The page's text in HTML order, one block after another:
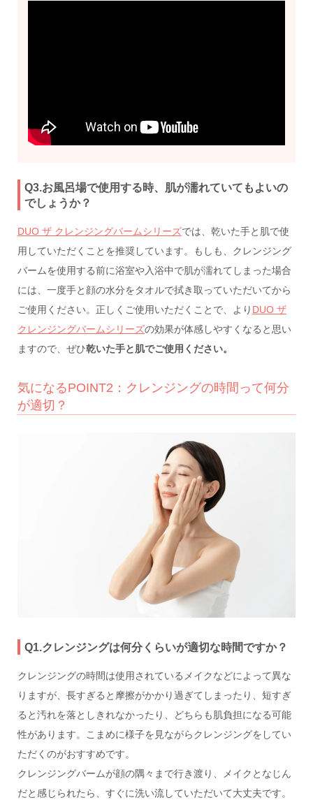
Q3.お風呂場で使用する時、肌が濡れていてもよいの
でしょうか？
DUO ザ クレンジングバームシリーズでは、乾いた手と肌で使
用していただくことを推奨しています。もしも、クレンジング
バームを使用する前に浴室や入浴中で肌が濡れてしまった場合
には、一度手と顔の水分をタオルで拭き取っていただいてから
ご使用ください。正しくご使用いただくことで、より DUO ザ
クレンジングバームシリーズの効果が体感しやすくなると思い
ますので、ぜひ乾いた手と肌でご使用ください。
気になるPOINT2：クレンジングの時間って何分
が適切？
Q1.クレンジングは何分くらいが適切な時間ですか？
クレンジングの時間は使用されているメイクなどによって異な
りますが、長すぎると摩擦がかかり過ぎてしまったり、短すぎ
ると汚れを落としきれなかったり、どちらも肌負担になる可能
性があります。こまめに様子を見ながらクレンジングをしてい
ただくのがおすすめです。
クレンジングバームが顔の隅々まで行き渡り、メイクとなじん
だと感じられたら、すぐに洗い流していただいて大丈夫です。